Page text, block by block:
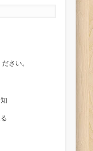
さい。